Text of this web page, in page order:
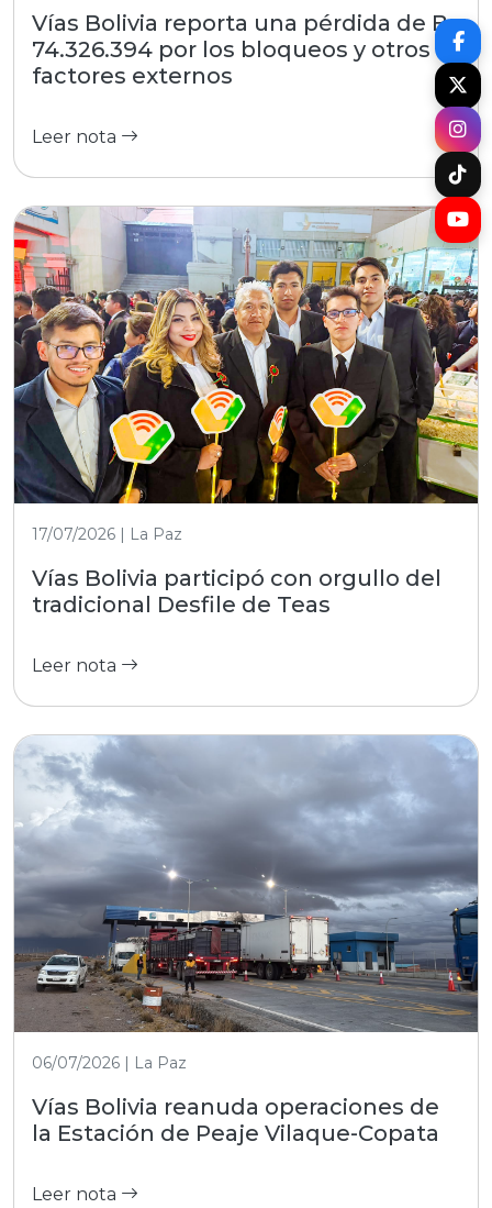
Vías Bolivia reporta una pérdida de Bs
74.326.394 por los bloqueos y otros
factores externos
Leer nota
17/07/2026 | La Paz
Vías Bolivia participó con orgullo del
tradicional Desfile de Teas
Leer nota
06/07/2026 | La Paz
Vías Bolivia reanuda operaciones de
la Estación de Peaje Vilaque-Copata
Leer nota